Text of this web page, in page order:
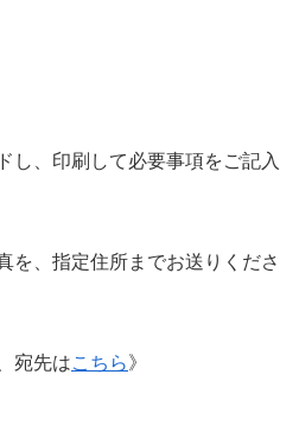
し、印刷して必要事項をご記入
を、指定住所までお送りくださ
宛先はこちら》